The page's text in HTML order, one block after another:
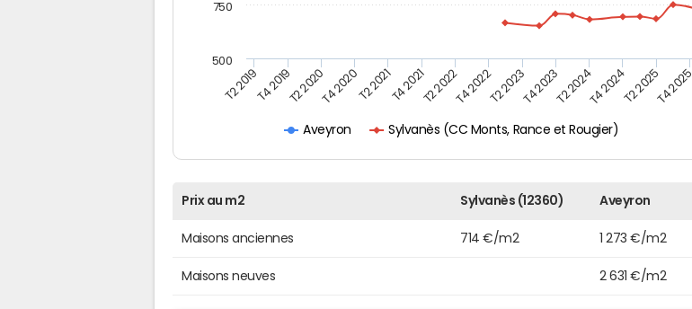
Aveyron Sylvanès (CC Monts, Rance et Rougier)
T2 2019T4 2019T2 2020T4 2020T2 2021T4 2021T2 2022T4 2022T2 2023T4 2023T2 2024T4 2024T2 2025T4 2025
500
750
Prix au m2 Sylvanès (12360) Aveyron
Maisons anciennes 714 €/m2 1 273 €/m2
Maisons neuves 2 631 €/m2